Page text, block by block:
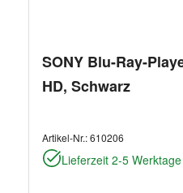
SONY Blu-Ray-
HD, Schwarz
Artikel-Nr.:610206
Lieferzeit 2-5 Werktage